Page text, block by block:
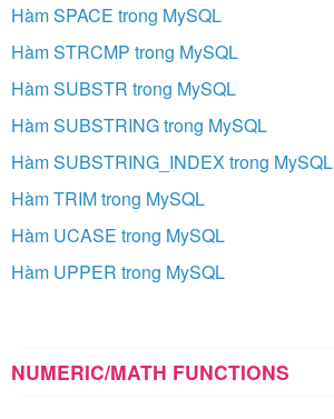
Hàm SPACE trong MySQL
Hàm STRCMP trong MySQL
Hàm SUBSTR trong MySQL
Hàm SUBSTRING trong MySQL
Hàm SUBSTRING_INDEX trong MySQL
Hàm TRIM trong MySQL
Hàm UCASE trong MySQL
Hàm UPPER trong MySQL
NUMERIC/MATH FUNCTIONS